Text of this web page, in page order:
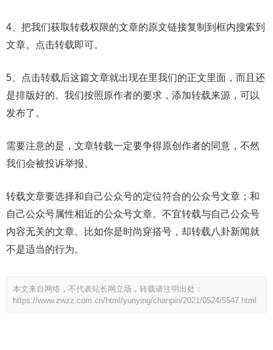
4、把我们获取转载权限的文章的原文链接复制到框内搜索到
文章。点击转载即可。
5、点击转载后这篇文章就出现在里我们的正文里面，而且还
是排版好的。我们按照原作者的要求，添加转载来源，可以
发布了。
需要注意的是，文章转载一定要争得原创作者的同意，不然
我们会被投诉举报。
转载文章要选择和自己公众号的定位符合的公众号文章；和
自己公众号属性相近的公众号文章。不宜转载与自己公众号
内容无关的文章。比如你是时尚穿搭号，却转载八卦新闻就
不是适当的行为。
本文来自网络，不代表站长网立场，转载请注明出处：
https://www.zwzz.com.cn/html/yunying/chanpin/2021/0524/5547.html